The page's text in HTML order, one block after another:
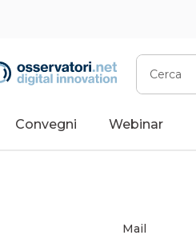
Cerca
Convegni Webinar
Mail